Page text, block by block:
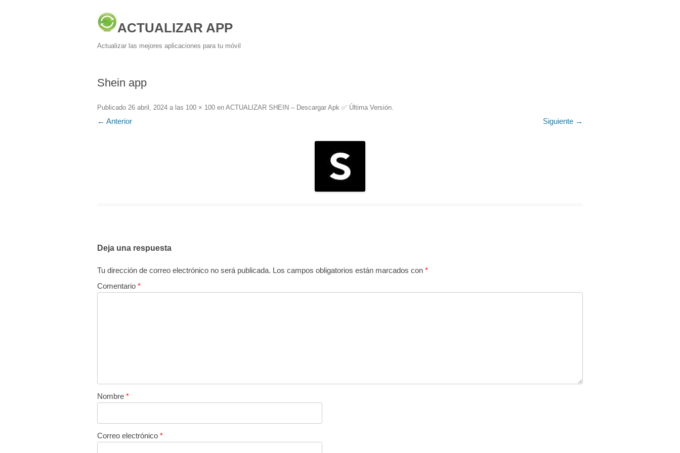
ACTUALIZAR APP
Actualizar las mejores aplicaciones para tu móvil
Shein app
Publicado 26 abril, 2024 a las 100 × 100 en ACTUALIZAR SHEIN – Descargar Apk ✅️ Última Versión.
← Anterior Siguiente →
Deja una respuesta
Tu dirección de correo electrónico no será publicada. Los campos obligatorios están marcados con *
Comentario *
Nombre *
Correo electrónico *